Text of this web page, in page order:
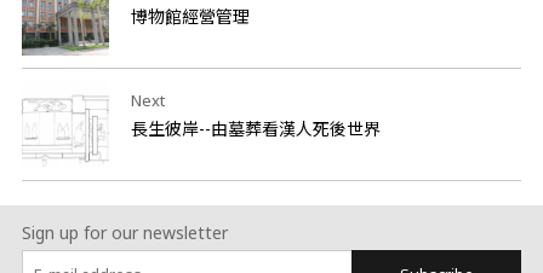
博物館經營管理
Next
長生彼岸--由墓葬看漢人死後世界
Sign up for our newsletter